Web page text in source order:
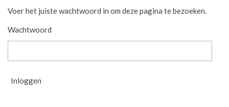
Voer het juiste wachtwoord in om deze pagina te bezoeken.
Wachtwoord
Inloggen